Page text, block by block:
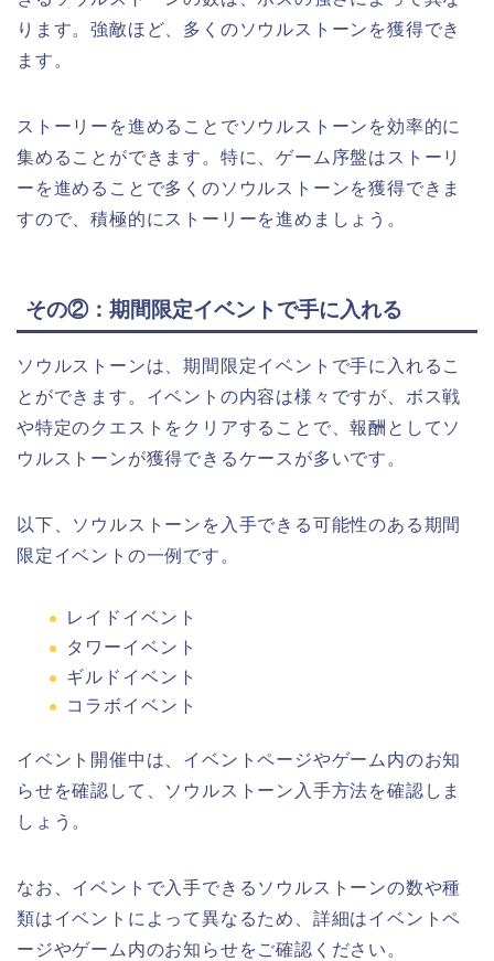
ります。強敵ほど、多くのソウルストーンを獲得でき
ます。
ストーリーを進めることでソウルストーンを効率的に
集めることができます。特に、ゲーム序盤はストーリ
ーを進めることで多くのソウルストーンを獲得できま
すので、積極的にストーリーを進めましょう。
その②：期間限定イベントで手に入れる
ソウルストーンは、期間限定イベントで手に入れるこ
とができます。イベントの内容は様々ですが、ボス戦
や特定のクエストをクリアすることで、報酬としてソ
ウルストーンが獲得できるケースが多いです。
以下、ソウルストーンを入手できる可能性のある期間
限定イベントの一例です。
レイドイベント
タワーイベント
ギルドイベント
コラボイベント
イベント開催中は、イベントページやゲーム内のお知
らせを確認して、ソウルストーン入手方法を確認しま
しょう。
なお、イベントで入手できるソウルストーンの数や種
類はイベントによって異なるため、詳細はイベントペ
ージやゲーム内のお知らせをご確認ください。